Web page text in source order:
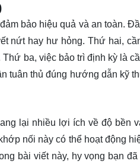
bảo hiệu quả và an toàn.
nứt hay hư hỏng. Thứ hai,
ba, việc bảo trì định kỳ là
tuân thủ đúng hướng dẫn kỹ
lại nhiều lợi ích về độ bền
nối này có thể hoạt động
bài viết này, hy vọng bạn đã